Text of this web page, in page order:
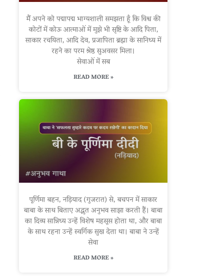
मैं अपने को पद्मापद्म भाग्यशाली समझता हूँ कि विश्व की
कोटों में कोऊ आत्माओं में मुझे भी सृष्टि के आदि पिता,
साकार रचयिता, आदि देव, प्रजापिता ब्रह्मा के सानिध्य में
रहने का परम श्रेष्ठ सुअवसर मिला।
सेवाओं में सब
READ MORE »
पूर्णिमा बहन, नड़ियाद (गुजरात) से, बचपन में साकार
बाबा के साथ बिताए अद्भुत अनुभव साझा करती हैं। बाबा
का दिव्य सान्निध्य उन्हें विशेष महसूस होता था, और बाबा
के साथ रहना उन्हें स्वर्गिक सुख देता था। बाबा ने उन्हें
सेवा
READ MORE »